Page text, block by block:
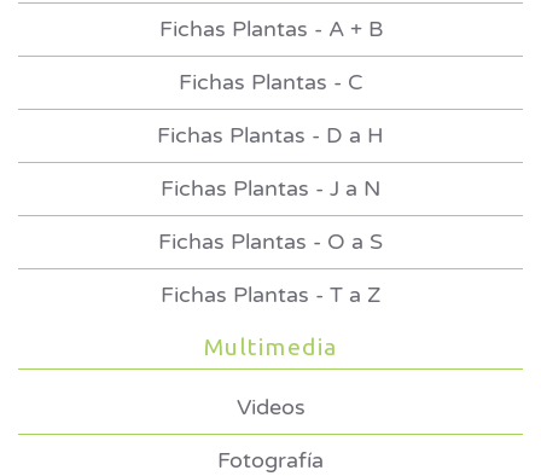
Fichas Plantas - A + B
Fichas Plantas - C
Fichas Plantas - D a H
Fichas Plantas - J a N
Fichas Plantas - O a S
Fichas Plantas - T a Z
Multimedia
Videos
Fotografía